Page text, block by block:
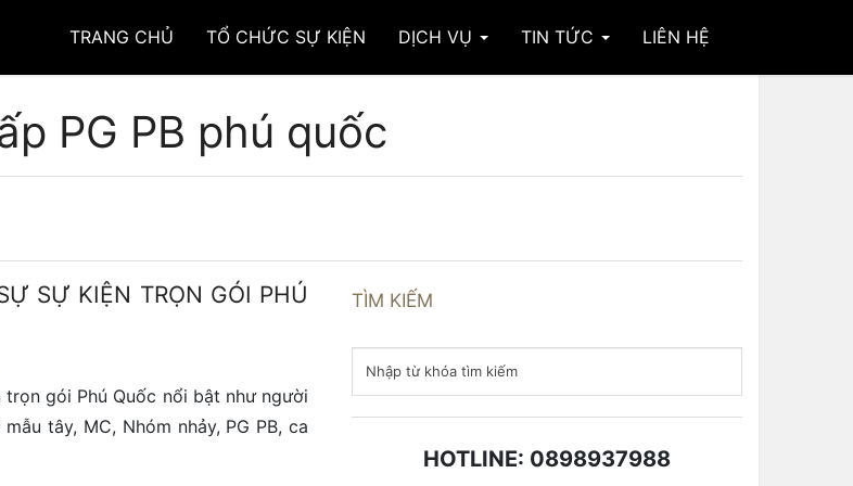
TRANG CHỦ TỔ CHỨC SỰ KIỆN DỊCH VỤ TIN TỨC LIÊN HỆ
PG PB phú quốc
SỰ KIỆN TRỌN GÓI PHÚ
gói Phú Quốc nổi bật như người
tây, MC, Nhóm nhảy, PG PB, ca
TÌM KIẾM
HOTLINE: 0898937988